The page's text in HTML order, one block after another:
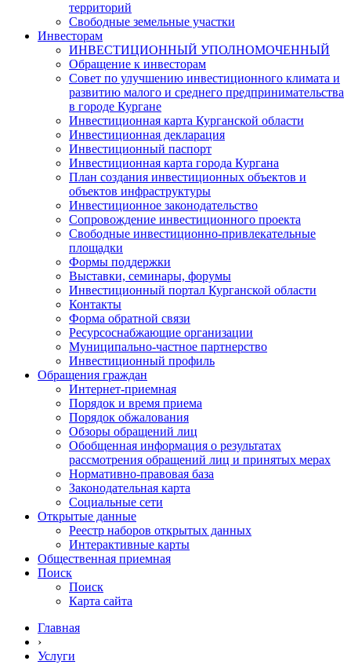
территорий
Свободные земельные участки
Инвесторам
ИНВЕСТИЦИОННЫЙ УПОЛНОМОЧЕННЫЙ
Обращение к инвесторам
Совет по улучшению инвестиционного климата и
развитию малого и среднего предпринимательства
в городе Кургане
Инвестиционная карта Курганской области
Инвестиционная декларация
Инвестиционный паспорт
Инвестиционная карта города Кургана
План создания инвестиционных объектов и
объектов инфраструктуры
Инвестиционное законодательство
Сопровождение инвестиционного проекта
Свободные инвестиционно-привлекательные
площадки
Формы поддержки
Выставки, семинары, форумы
Инвестиционный портал Курганской области
Контакты
Форма обратной связи
Ресурсоснабжающие организации
Муниципально-частное партнерство
Инвестиционный профиль
Обращения граждан
Интернет-приемная
Порядок и время приема
Порядок обжалования
Обзоры обращений лиц
Обобщенная информация о результатах
рассмотрения обращений лиц и принятых мерах
Нормативно-правовая база
Законодательная карта
Социальные сети
Открытые данные
Реестр наборов открытых данных
Интерактивные карты
Общественная приемная
Поиск
Поиск
Карта сайта
Главная
›
Услуги